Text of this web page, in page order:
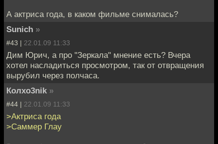
А актриса года, в каком фильме снималась?
Sunich »
#43 | 22.01.09 11:33
Дим Юрич, а про "Зеркала" мнение есть? Вчера
хотел насладиться просмотром, так от отвращения
вырубил через полчаса.
Колxo3nik »
#44 | 22.01.09 11:33
>Актриса года
>Саммер Глау